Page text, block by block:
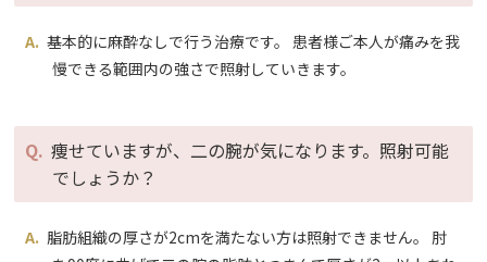
基本的に麻酔なしで行う治療です。 患者様ご本人が痛みを我
慢できる範囲内の強さで照射していきます。
痩せていますが、二の腕が気になります。照射可能
でしょうか？
脂肪組織の厚さが2cmを満たない方は照射できません。 肘